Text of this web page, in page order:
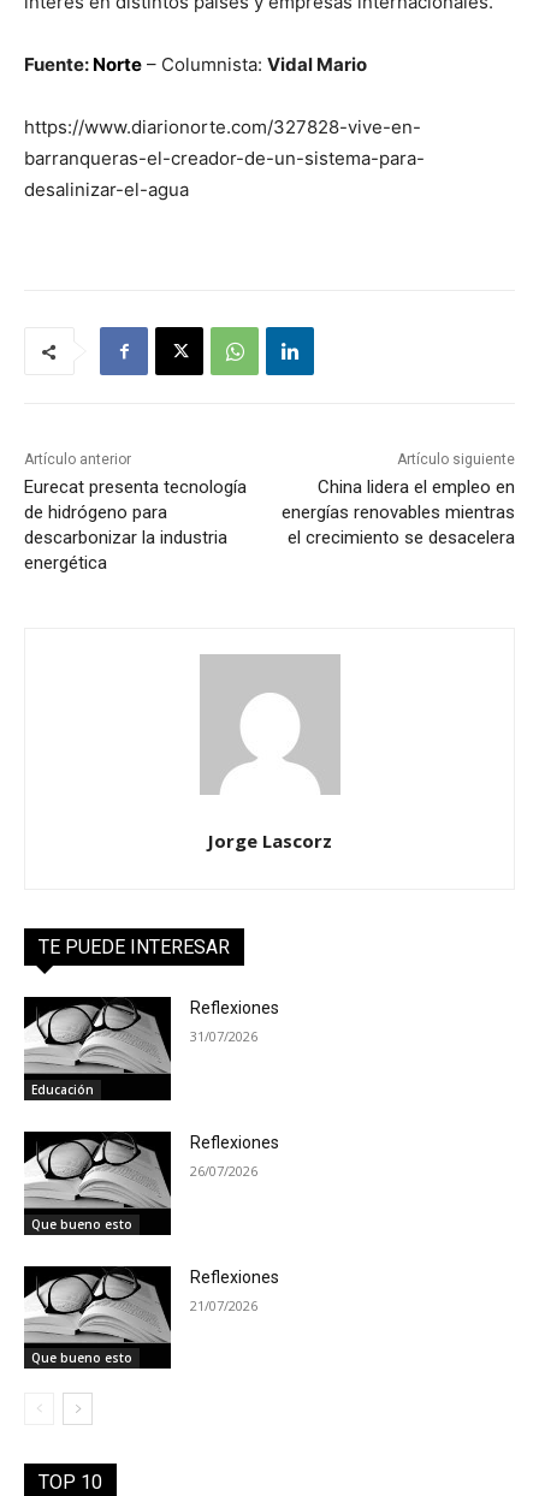
Fuente: Norte – Columnista: Vidal Mario
https://www.diarionorte.com/327828-vive-en-
barranqueras-el-creador-de-un-sistema-para-
desalinizar-el-agua
Artículo anterior
Eurecat presenta tecnología
de hidrógeno para
descarbonizar la industria
energética
Artículo siguiente
China lidera el empleo en
energías renovables mientras
el crecimiento se desacelera
Jorge Lascorz
TE PUEDE INTERESAR
Educación
Reflexiones
31/07/2026
Que bueno esto
Reflexiones
26/07/2026
Que bueno esto
Reflexiones
21/07/2026
TOP 10